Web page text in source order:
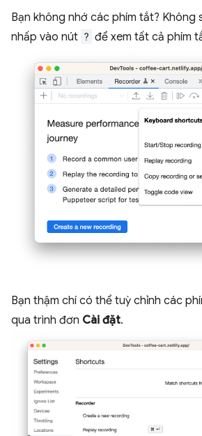
Bạn không nhớ các phím tắt? Không
nhấp vào nút ? để xem tất cả phím
Bạn thậm chí có thể tuỳ chỉnh các
qua trình đơn Cài đặt.